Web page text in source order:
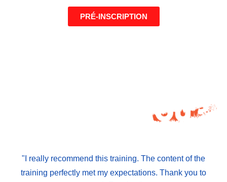
PRÉ-INSCRIPTION
"I really recommend this training. The content of the
training perfectly met my expectations. Thank you to